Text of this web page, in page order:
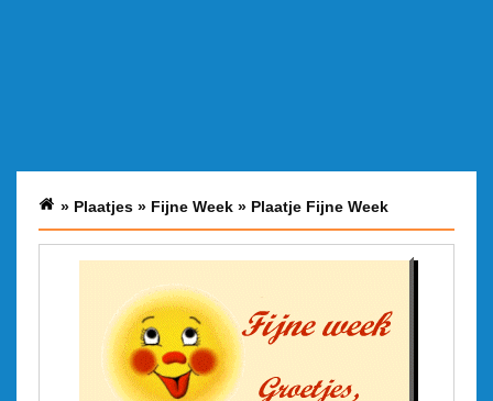
» Plaatjes » Fijne Week » Plaatje Fijne Week